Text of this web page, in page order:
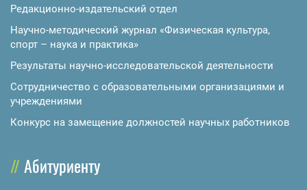
Редакционно-издательский отдел
Научно-методический журнал «Физическая культура,
спорт – наука и практика»
Результаты научно-исследовательской деятельности
Сотрудничество с образовательными организациями и
учреждениями
Конкурс на замещение должностей научных работников
Абитуриенту